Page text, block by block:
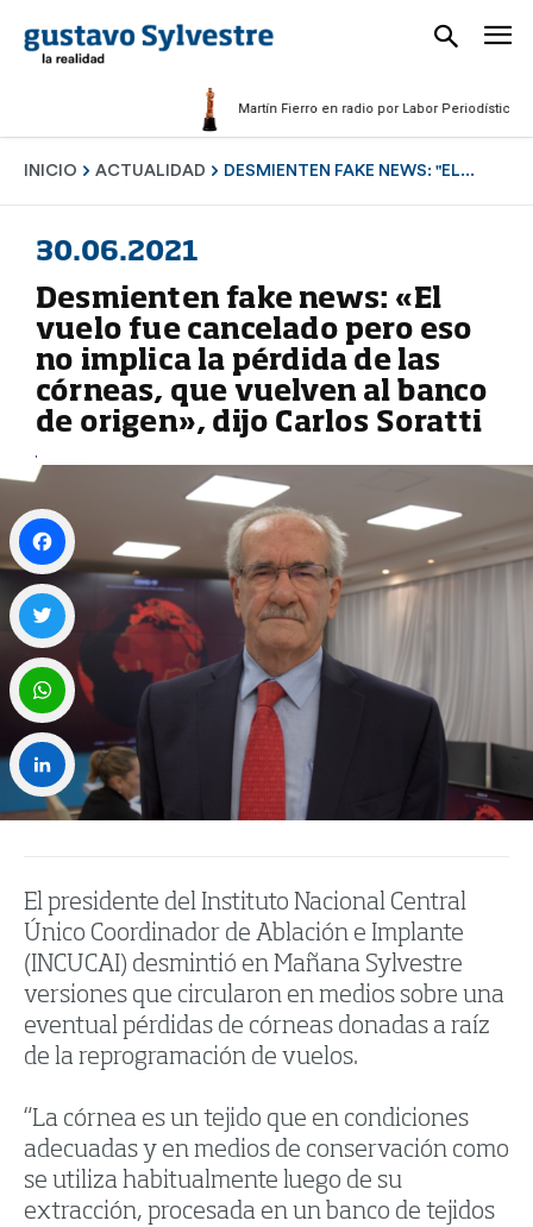
Martín Fierro en radio por Labor Periodística
INICIO ACTUALIDAD DESMIENTEN FAKE NEWS: "EL...
30.06.2021
Desmienten fake news: «El
vuelo fue cancelado pero eso
no implica la pérdida de las
córneas, que vuelven al banco
de origen», dijo Carlos Soratti
El presidente del Instituto Nacional Central
Único Coordinador de Ablación e Implante
(INCUCAI) desmintió en Mañana Sylvestre
versiones que circularon en medios sobre una
eventual pérdidas de córneas donadas a raíz
de la reprogramación de vuelos.
“La córnea es un tejido que en condiciones
adecuadas y en medios de conservación como
se utiliza habitualmente luego de su
extracción, procesada en un banco de tejidos
Facebook
Twitter
WhatsApp
LinkedIn